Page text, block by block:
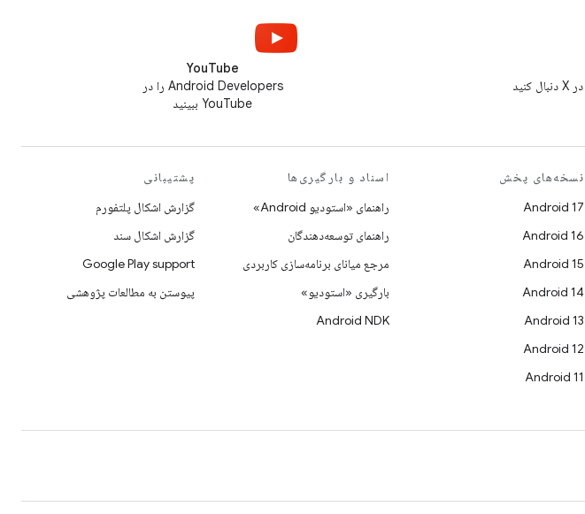
YouTube
Android Developers را در
YouTube ببینید
نسخه‌های پخش
Android 17
Android 16
Android 15
Android 14
Android 13
Android 12
Android 11
اسناد و بارگیری‌ها
راهنمای «استودیو Android»
راهنمای توسعه‌دهندگان
مرجع میانای برنامه‌سازی کاربردی
بارگیری «استودیو»
Android NDK
پشتیبانی
گزارش اشکال پلتفورم
گزارش اشکال سند
Google Play support
پیوستن به مطالعات پژوهشی